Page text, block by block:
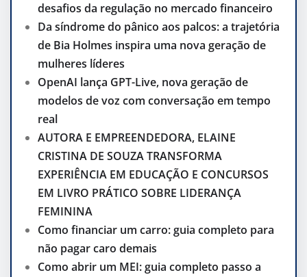
desafios da regulação no mercado financeiro
Da síndrome do pânico aos palcos: a trajetória
de Bia Holmes inspira uma nova geração de
mulheres líderes
OpenAI lança GPT-Live, nova geração de
modelos de voz com conversação em tempo
real
AUTORA E EMPREENDEDORA, ELAINE
CRISTINA DE SOUZA TRANSFORMA
EXPERIÊNCIA EM EDUCAÇÃO E CONCURSOS
EM LIVRO PRÁTICO SOBRE LIDERANÇA
FEMININA
Como financiar um carro: guia completo para
não pagar caro demais
Como abrir um MEI: guia completo passo a